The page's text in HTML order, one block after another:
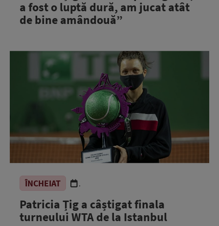
a fost o luptă dură, am jucat atât
de bine amândouă”
ÎNCHEIAT .
Patricia Țig a câștigat finala
turneului WTA de la Istanbul